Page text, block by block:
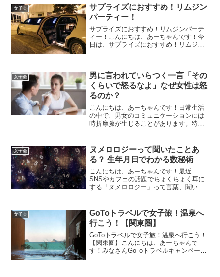
ことでしょう。この記事では、彼氏との
初めてのお泊りに向けたム...
女子会
サプライズにおすすめ！リムジン
パーティー！
サプライズにおすすめ！リムジンパーテ
ィー！こんにちは、あーちゃんです！今
日は、サプライズにおすすめ！リムジン
人の誕生日など、サプライ...
女子会
男に言われていらつく一言「その
くらいで怒るなよ」なぜ女性は怒
るのか？
こんにちは、あーちゃんです！日常生活
の中で、男女のコミュニケーションには
時折摩擦が生じることがあります。特に
するフレーズです。「いや、全然そのく
らいじゃないし！」ってさら...
女子会
ヌメロロジーって聞いたことあ
る？ 生年月日でわかる数秘術
こんにちは、あーちゃんです！最近、
SNSやカフェの話題でちょくちょく耳に
する「ヌメロロジー」って言葉、聞いた
れて、なんだかんだ気になって調べちゃ
ったり(笑)もちろん私も...
女子会
GoToトラベルで女子旅！温泉へ
行こう！【関東圏】
GoToトラベルで女子旅！温泉へ行こう！
【関東圏】こんにちは、あーちゃんで
す！みなさんGoToトラベルキャンペーン